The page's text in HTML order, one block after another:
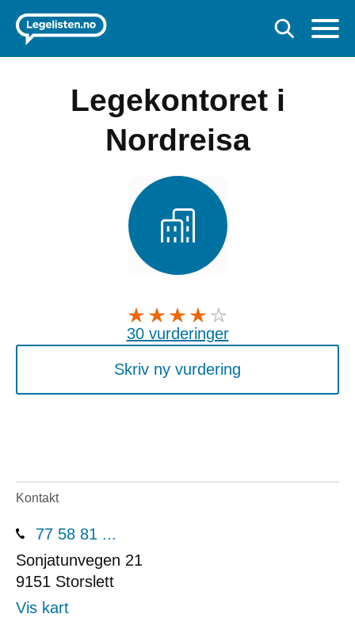
Legekontoret i
Nordreisa
30 vurderinger
Skriv ny vurdering
Kontakt
77 58 81 ...
Sonjatunvegen 21
9151 Storslett
Vis kart